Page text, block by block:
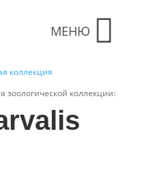
МЕНЮ
коллекция
зоологической коллекции: